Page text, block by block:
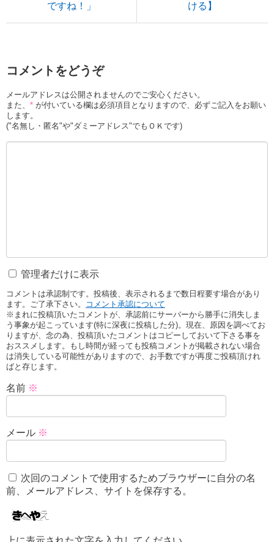
ですね！」
ける】
コメントをどうぞ
メールアドレスは公開されませんのでご安心ください。
また、 * が付いている欄は必須項目となりますので、必ずご記入をお願い
します。
("名無し・匿名"や"ダミーアドレス"でもＯＫです)
管理者だけに表示
コメントは承認制です。投稿後、表示されるまで数日程要す場合があり
ます。ご了承下さい。
コメント承認について
※まれに投稿頂いたコメントが、承認前にサーバーから勝手に消失しま
う事象が起こっています(特に深夜に投稿した分)。現在、原因を調べてお
りますが、念の為、投稿頂いたコメントはコピーしておいて下さる事を
おススメします。もし時間が経っても投稿コメントが掲載されない場合
は消失している可能性がありますので、お手数ですが再度ご投稿頂けれ
ばと存じます。
名前 ※
メール ※
次回のコメントで使用するためブラウザーに自分の名
前、メールアドレス、サイトを保存する。